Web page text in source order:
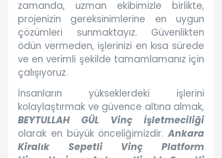
zamanda, uzman ekibimizle birlikte,
projenizin gereksinimlerine en uygun
çözümleri sunmaktayız. Güvenlikten
ödün vermeden, işlerinizi en kısa sürede
ve en verimli şekilde tamamlamanız için
çalışıyoruz.
İnsanların yükseklerdeki işlerini
kolaylaştırmak ve güvence altına almak,
BEYTULLAH GÜL Vinç İşletmeciliği
olarak en büyük önceliğimizdir.Ankara
Kiralık Sepetli Vinç Platform